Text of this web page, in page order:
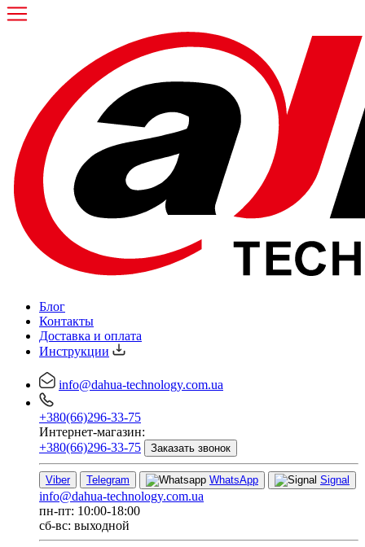
Блог
Контакты
Доставка и оплата
Инструкции
info@dahua-technology.com.ua
+380(66)296-33-75
Интернет-магазин:
+380(66)296-33-75
Заказать звонок
Viber Telegram WhatsApp Signal
info@dahua-technology.com.ua
пн-пт: 10:00-18:00
сб-вс: выходной